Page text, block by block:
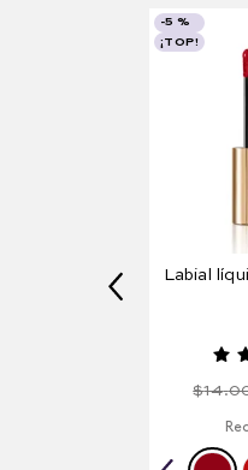
-5 %
¡TOP!
Labial
$14.